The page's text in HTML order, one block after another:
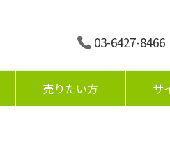
03-6427-8466
売りたい方 サ